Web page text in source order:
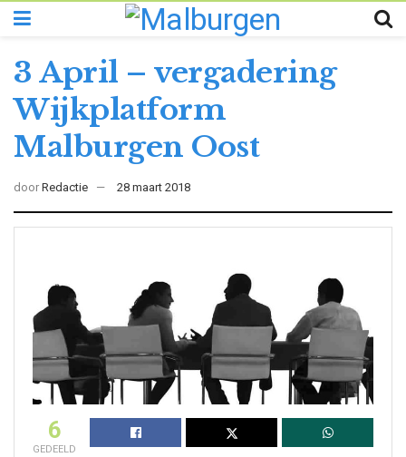
3 April – vergadering
Wijkplatform
Malburgen Oost
door Redactie 28 maart 2018
6
GEDEELD